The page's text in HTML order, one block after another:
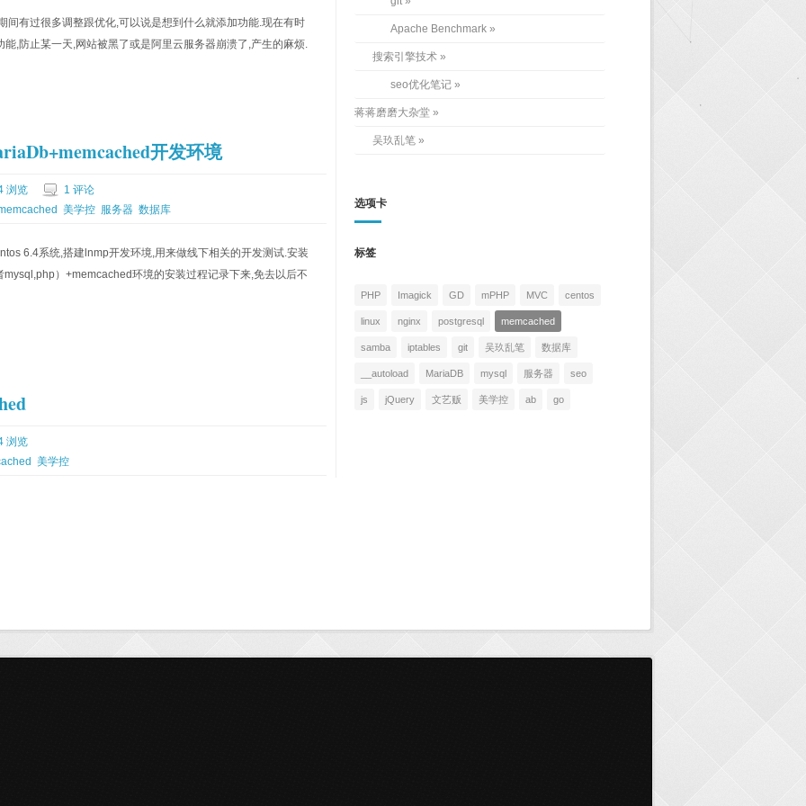
间有过很多调整跟优化,可以说是想到什么就添加功能.现在有时
,防止某一天,网站被黑了或是阿里云服务器崩溃了,产生的麻烦.
开发环境
浏览
1 评论
美学控 服务器 数据库
6.4系统,搭建lnmp开发环境,用来做线下相关的开发测试.安装
）+memcached环境的安装过程记录下来,免去以后不
浏览
美学控
Apache Benchmark
搜索引擎技术
seo优化笔记
蒋蒋磨磨大杂堂
吴玖乱笔
选项卡
标签
PHP Imagick GD mPHP MVC centos
linux nginx postgresql memcached
samba iptables git 吴玖乱笔 数据库
__autoload MariaDB mysql 服务器 seo
js jQuery 文艺贩 美学控 ab go